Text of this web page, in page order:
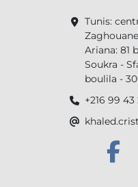
Tunis:
Ariana: 81
Soukra -
boulila -
+216 99 43